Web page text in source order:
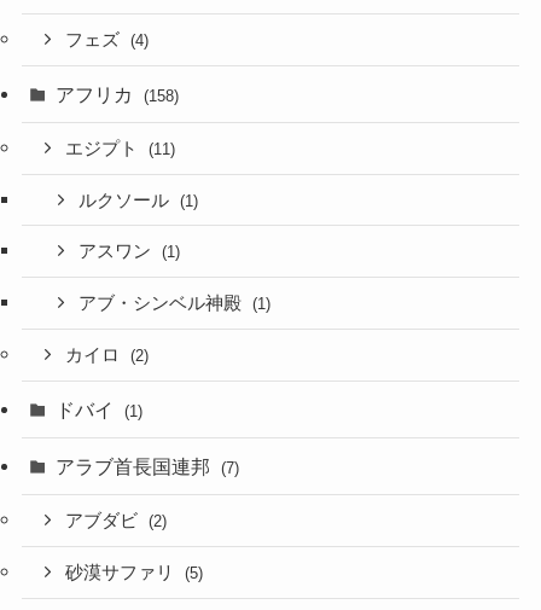
フェズ (4)
アフリカ (158)
エジプト (11)
ルクソール (1)
アスワン (1)
アブ・シンベル神殿 (1)
カイロ (2)
ドバイ (1)
アラブ首長国連邦 (7)
アブダビ (2)
砂漠サファリ (5)